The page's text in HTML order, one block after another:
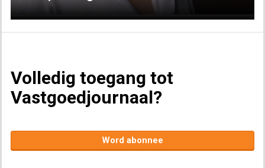
Volledig toegang tot
Vastgoedjournaal?
Word abonnee